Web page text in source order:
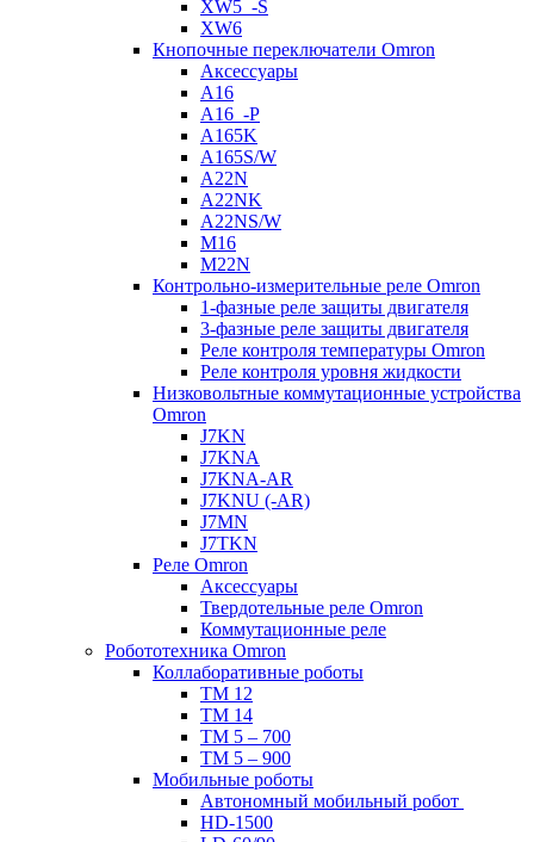
XW5_-S
XW6
Кнопочные переключатели Omron
Аксессуары
A16
A16_-P
A165K
A165S/W
A22N
A22NK
A22NS/W
M16
M22N
Контрольно-измерительные реле Omron
1-фазные реле защиты двигателя
3-фазные реле защиты двигателя
Реле контроля температуры Omron
Реле контроля уровня жидкости
Низковольтные коммутационные устройства
Omron
J7KN
J7KNA
J7KNA-AR
J7KNU (-AR)
J7MN
J7TKN
Реле Omron
Аксессуары
Твердотельные реле Omron
Коммутационные реле
Робототехника Omron
Коллаборативные роботы
TM 12
TM 14
TM 5 – 700
TM 5 – 900
Мобильные роботы
Автономный мобильный робот
HD-1500